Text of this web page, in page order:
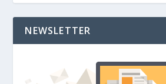
NEWSLETTER